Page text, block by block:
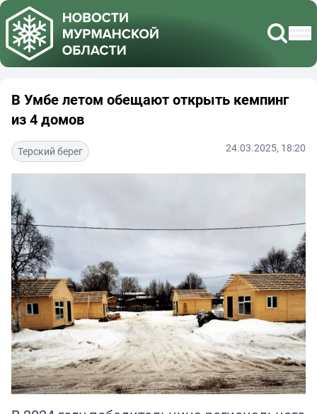
В Умбе летом обещают открыть кемпинг
из 4 домов
Терский берег 24.03.2025, 18:20